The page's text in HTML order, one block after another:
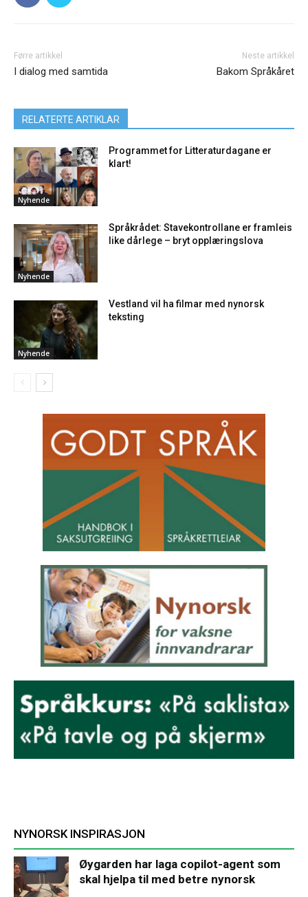
Førre artikkel
I dialog med samtida
Neste artikkel
Bakom Språkåret
RELATERTE ARTIKLAR
Nyhende
Programmet for Litteraturdagane er
klart!
Nyhende
Språkrådet: Stavekontrollane er framleis
like dårlege – bryt opplæringslova
Nyhende
Vestland vil ha filmar med nynorsk
teksting
NYNORSK INSPIRASJON
Øygarden har laga copilot-agent som
skal hjelpa til med betre nynorsk